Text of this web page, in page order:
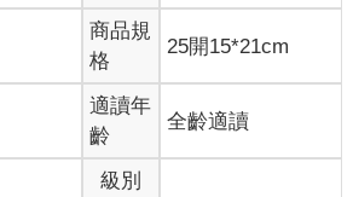
商品規
格
25開15*21cm
適讀年
齡
全齡適讀
級別